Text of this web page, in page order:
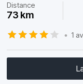
Distance
73 km
• 1